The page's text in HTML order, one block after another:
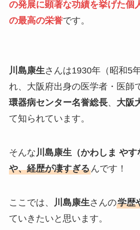
の発展に顕著な功績を挙げた個
の最高の栄誉です。
川島康生さんは1930年（昭和5
れ、大阪府出身の医学者・医師
環器病センター名誉総長、 大阪
て知られています。
そんな 川島康生（かわしま やす
や、経歴が凄すぎるんです！
ここでは、 川島康生さんの学歴
ていきたいと思います。